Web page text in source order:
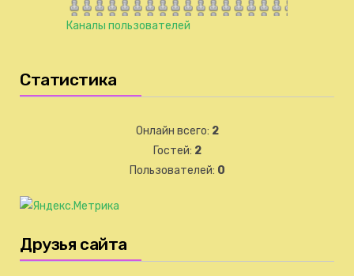
Каналы пользователей
Статистика
Онлайн всего: 2
Гостей: 2
Пользователей: 0
Друзья сайта